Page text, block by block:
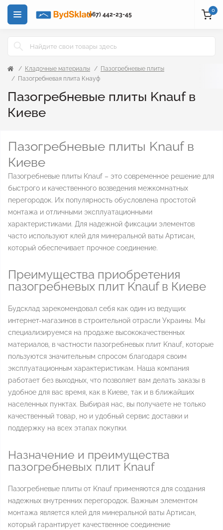
(067) 442-23-45
0
Кладочные материалы
Пазогребневые плиты
Пазогребневая плита Кнауф
Пазогребневые плиты Knauf в
Киеве
Пазогребневые плиты Knauf в
Киеве
Пазогребневые плиты Knauf – это современное решение для
быстрого и качественного возведения межкомнатных
перегородок. Их популярность обусловлена простотой
монтажа и отличными эксплуатационными
характеристиками. Для надежной фиксации элементов
часто используют клей для минеральной ваты Артисан,
который обеспечивает прочное соединение.
Преимущества приобретения
пазогребневых плит Knauf в Киеве
Будсклад зарекомендовал себя как один из ведущих
интернет-магазинов в строительной отрасли Украины. Мы
специализируемся на продаже высококачественных
материалов, в частности пазогребневых плит Knauf, которые
пользуются значительным спросом благодаря своим
эксплуатационным характеристикам. Наша компания
работает без выходных, что позволяет вам делать заказы в
удобное для вас время, как в Киеве, так и в ближайших
населенных пунктах. Выбирая нас, вы получаете не только
качественный товар, но и удобный сервис доставки и
поддержку на всех этапах покупки.
Назначение и преимущества
пазогребневых плит Knauf
Пазогребневые плиты от Knauf применяются для создания
надежных внутренних перегородок. Важным элементом
монтажа является клей для минеральной ваты Артисан,
который гарантирует качественное соединение